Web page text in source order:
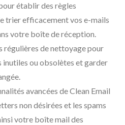
établir des règles
trier efficacement vos e-mails
votre boîte de réception.
régulières de nettoyage pour
inutiles ou obsolètes et garder
avancées de Clean Email
non désirées et les spams
votre boîte mail des